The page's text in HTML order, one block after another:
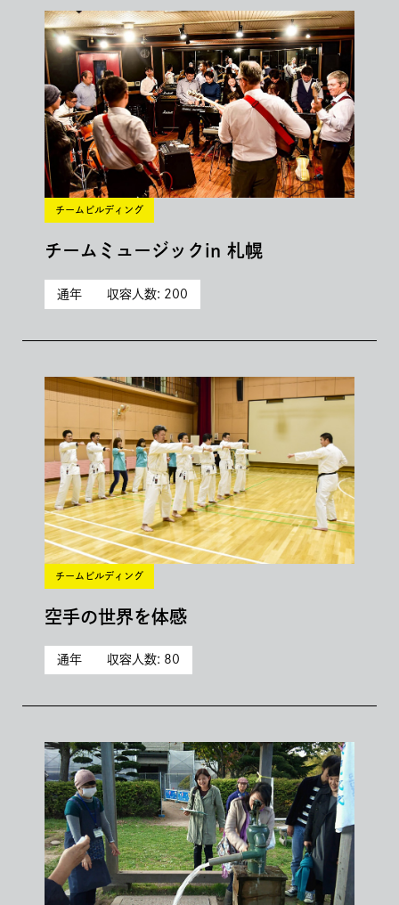
チームビルディング
チームミュージックin 札幌
通年 収容人数: 200
チームビルディング
空手の世界を体感
通年 収容人数: 80